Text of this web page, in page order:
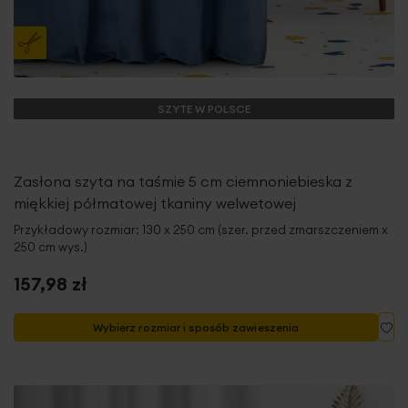
SZYTE W POLSCE
Zasłona szyta na taśmie 5 cm ciemnoniebieska z
miękkiej półmatowej tkaniny welwetowej
Przykładowy rozmiar: 130 x 250 cm (szer. przed zmarszczeniem x
250 cm wys.)
157,98 zł
Wybierz rozmiar i sposób zawieszenia